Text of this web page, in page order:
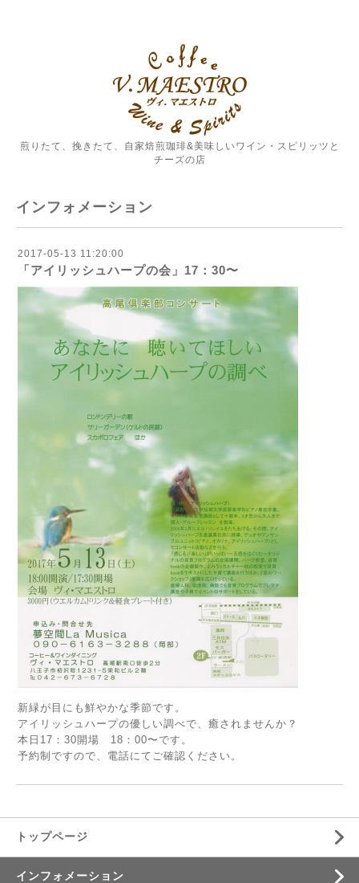
煎りたて、挽きたて、自家焙煎珈琲&美味しいワイン・スピリッツと
チーズの店
インフォメーション
2017-05-13 11:20:00
「アイリッシュハープの会」17：30〜
新緑が目にも鮮やかな季節です。
アイリッシュハープの優しい調べで、癒されませんか？
本日17：30開場 18：00〜です。
予約制ですので、電話にてご確認ください。
トップページ
インフォメーション